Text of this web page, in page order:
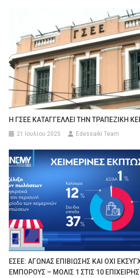
Η ΓΣΕΕ ΚΑΤΑΓΓΕΛΛΕΙ ΤΗΝ ΤΡΑΠΕΖΙΚΗ
21 Ιουλίου 2025 Edessaiki Team
ΕΣΕΕ: ΑΓΩΝΑΣ ΕΠΙΒΙΩΣΗΣ ΚΑΙ ΟΧΙ
ΕΜΠΟΡΟΥΣ – ΜΟΛΙΣ 1 ΣΤΙΣ 10